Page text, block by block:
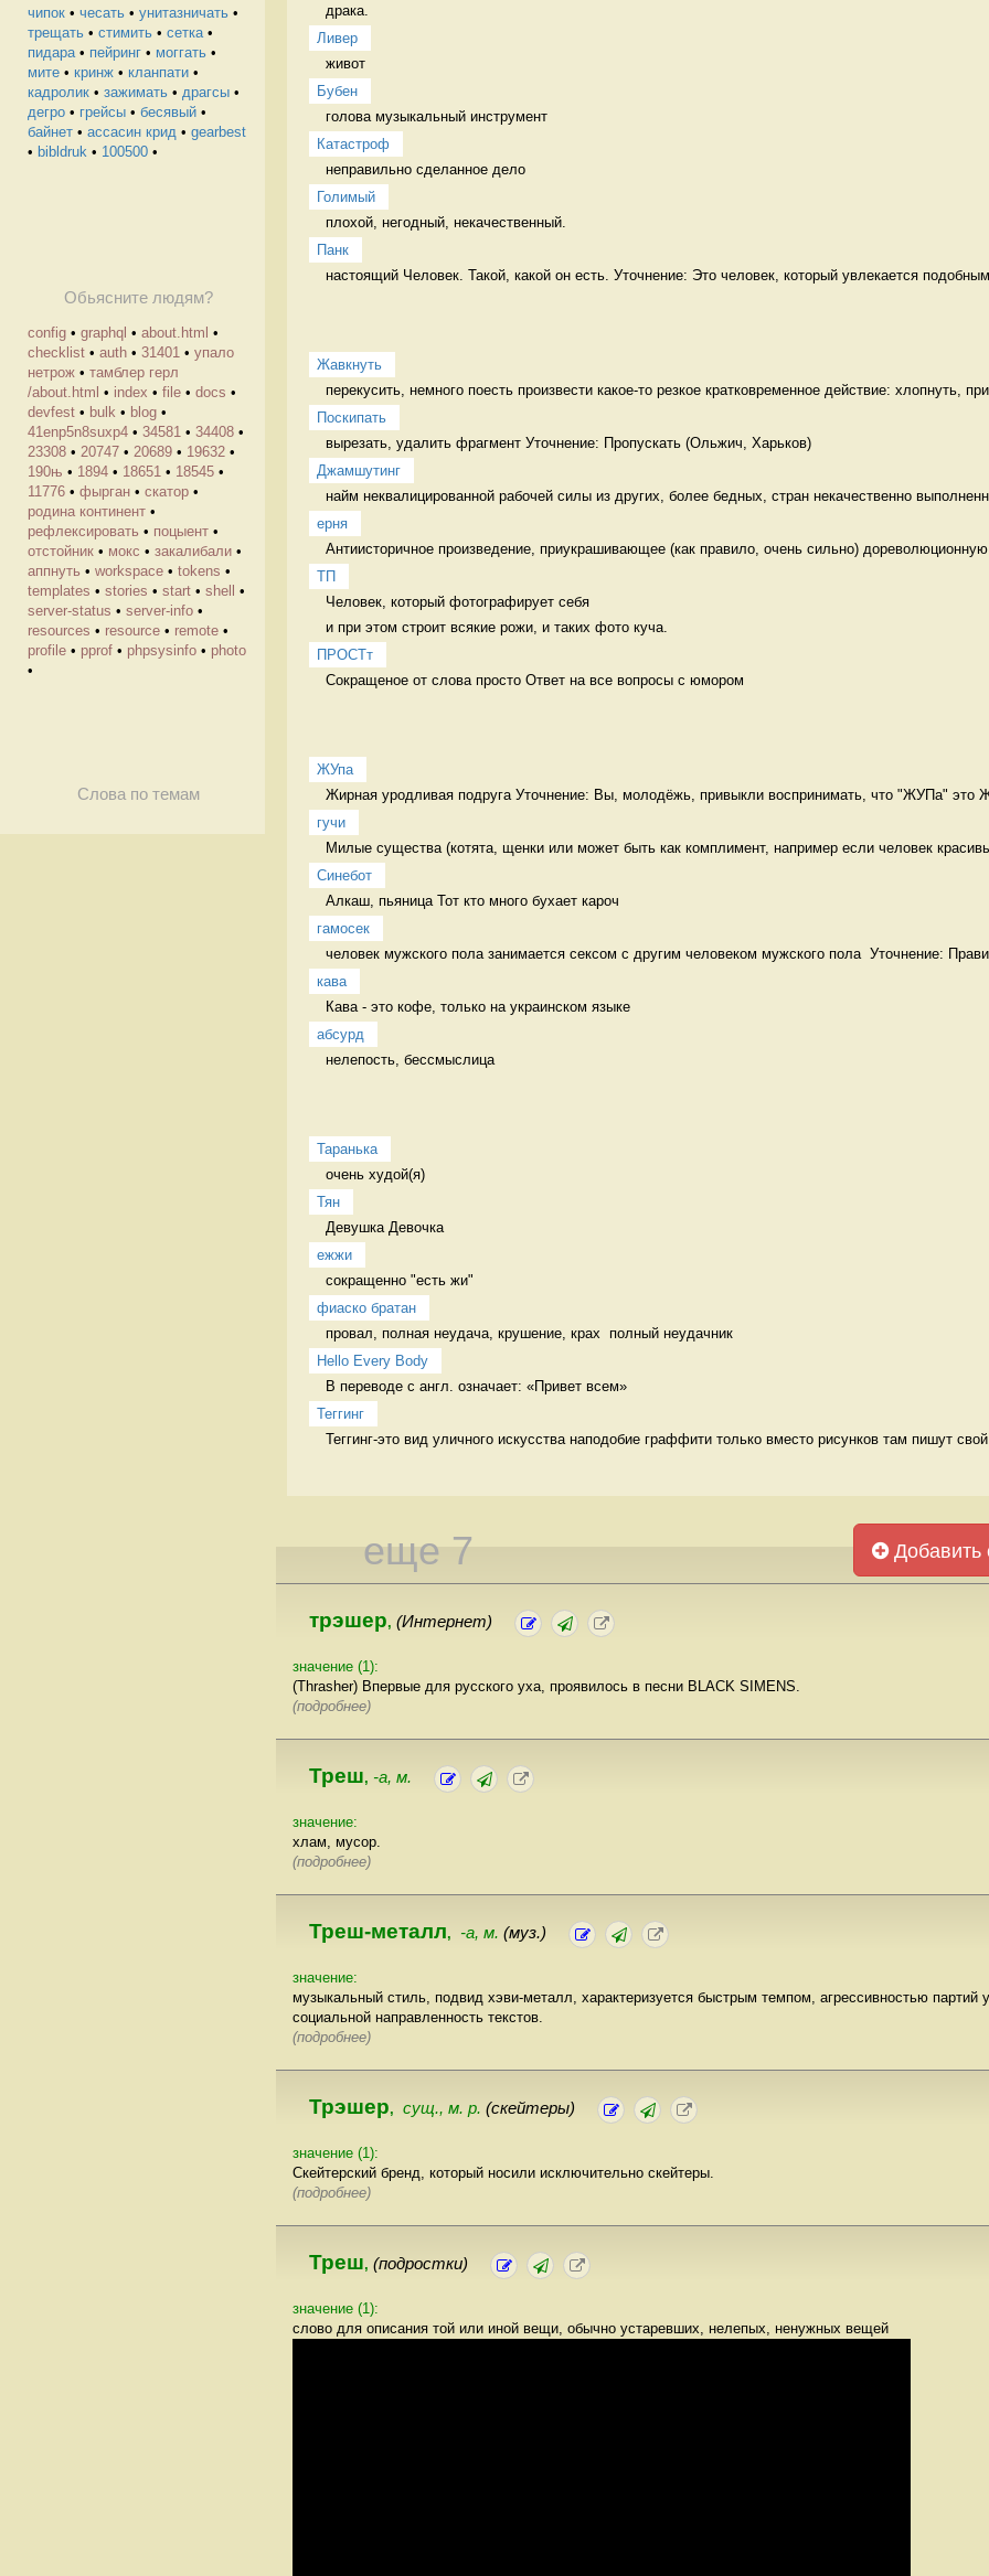
чипок • чесать • унитазничать •
трещать • стимить • сетка•
пидара• пейринг • моггать •
мите • кринж • кланпати •
кадролик • зажимать • драгсы •
дегро • грейсы • бесявый •
байнет • ассасин крид • gearbest
• bibldruk • 100500 •
Обьясните людям?
config • graphql • about.html •
checklist • auth • 31401 • упало
нетрож • тамблер герл
/about.html • index • file • docs •
devfest • bulk • blog •
41enp5n8suxp4 • 34581 • 34408 •
23308 • 20747 • 20689 • 19632 •
190њ • 1894 • 18651 • 18545 •
11776 • фырган • скатор •
родина континент •
рефлексировать • поцыент •
отстойник • мокс • закалибали •
аппнуть • workspace • tokens •
templates • stories • start • shell
•
server-status • server-info •
resources • resource • remote •
profile • pprof • phpsysinfo • photo
•
Слова по темам
драка.
Ливер
живот
Бубен
голова музыкальный инструмент
Катастроф
неправильно сделанное дело
Голимый
плохой, негодный, некачественный.
Панк
настоящий Человек. Такой, какой он есть. Уточнение: Это человек, который увлекается подобным
Жавкнуть
перекусить, немного поесть произвести какое-то резкое кратковременное действие: хлопнуть,
Поскипать
Джамшутинг
найм неквалицированной рабочей силы из других, более бедных, стран некачественно
ерня
Антиисторичное произведение, приукрашивающее (как правило, очень сильно) дореволюционную
ТП
Человек, который фотографирует себя
и при этом строит всякие рожи, и таких фото куча.
ПРОСТт
Сокращеное от слова просто Ответ на все вопросы с юмором
ЖУпа
Жирная уродливая подруга Уточнение: Вы, молодёжь, привыкли воспринимать, что "ЖУПа" это
гучи
Милые существа (котята, щенки или может быть как комплимент, например если человек
Синебот
Алкаш, пьяница Тот кто много бухает кароч
гамосек
человек мужского пола занимается сексом с другим человеком мужского пола  Уточнение:
кава
Кава - это кофе, только на украинском языке
абсурд
нелепость, бессмыслица
Таранька
очень худой(я)
Тян
Девушка Девочка
ежжи
сокращенно "есть жи"
фиаско братан
провал, полная неудача, крушение, крах  полный неудачник
Hello Every Body
В переводе с англ. означает: «Привет всем»
Теггинг
Теггинг-это вид уличного искусства наподобие граффити только вместо рисунков там пишут свой
еще 7 Добавить
трэшер, (Интернет)
значение (1):
(Thrasher) Впервые для русского уха, проявилось в песни BLACK SIMENS.
(подробнее)
Треш, -а, м.
значение:
хлам, мусор.
(подробнее)
Треш-металл, -а, м. (муз.)
значение:
музыкальный стиль, подвид хэви-металл, характеризуется быстрым темпом, агрессивностью партий
социальной направленность текстов.
(подробнее)
Трэшер, сущ., м. р. (скейтеры)
значение (1):
Скейтерский бренд, который носили исключительно скейтеры.
(подробнее)
Треш, (подростки)
значение (1):
слово для описания той или иной вещи, обычно устаревших, нелепых, ненужных вещей